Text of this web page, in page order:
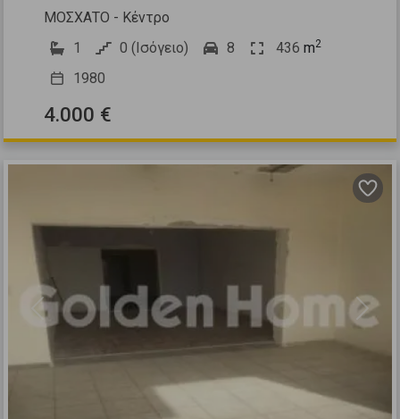
ΜΟΣΧΑΤΟ - Κέντρο
1
0 (Ισόγειο) 8 436 m2
1980
4.000 €
Previous Next